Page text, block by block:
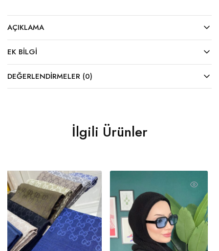
AÇIKLAMA
EK BILGI
DEĞERLENDIRMELER (0)
İlgili Ürünler